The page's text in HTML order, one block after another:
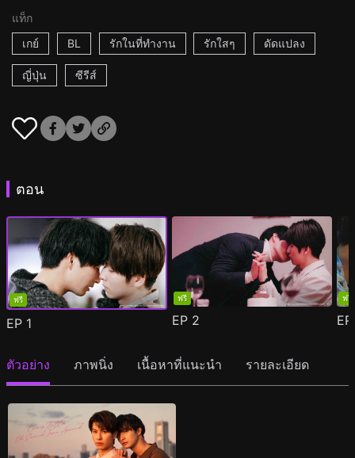
แท็ก
เกย์
BL รักในที่ทำงาน รักใสๆ ดัดแปลง
ญี่ปุ่น ซีรีส์
ตอน
ฟรี
EP 1
ฟรี
EP 2
ฟรี
ตัวอย่าง ภาพนิ่ง เนื้อหาที่แนะนำ รายละเอียด